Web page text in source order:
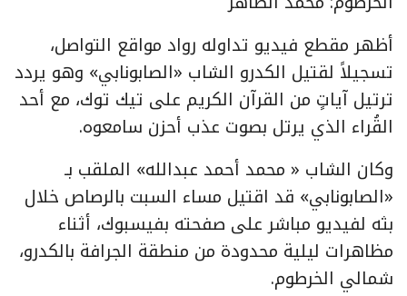
أظهر مقطع فيديو تداوله رواد مواقع التواصل،
تسجيلاً لقتيل الكدرو الشاب «الصابونابي» وهو يردد
ترتيل آياتٍ من القرآن الكريم على تيك توك، مع أحد
القُراء الذي يرتل بصوت عذب أحزن سامعوه.
وكان الشاب « محمد أحمد عبدالله» الملقب بـ
«الصابونابي» قد اقتيل مساء السبت بالرصاص خلال
بثه لفيديو مباشر على صفحته بفيسبوك، أثناء
مظاهرات ليلية محدودة من منطقة الجرافة بالكدرو،
شمالي الخرطوم.